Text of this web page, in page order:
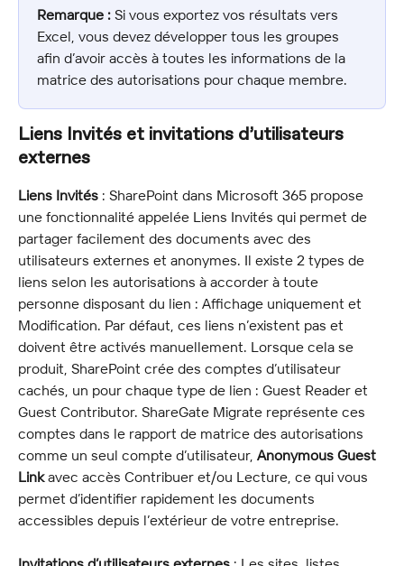
Remarque : Si vous exportez vos résultats vers
Excel, vous devez développer tous les groupes
afin d’avoir accès à toutes les informations de la
matrice des autorisations pour chaque membre.
Liens Invités et invitations d’utilisateurs
externes
Liens Invités : SharePoint dans Microsoft 365 propose
une fonctionnalité appelée Liens Invités qui permet de
partager facilement des documents avec des
utilisateurs externes et anonymes. Il existe 2 types de
liens selon les autorisations à accorder à toute
personne disposant du lien : Affichage uniquement et
Modification. Par défaut, ces liens n’existent pas et
doivent être activés manuellement. Lorsque cela se
produit, SharePoint crée des comptes d’utilisateur
cachés, un pour chaque type de lien : Guest Reader et
Guest Contributor. ShareGate Migrate représente ces
comptes dans le rapport de matrice des autorisations
comme un seul compte d’utilisateur, Anonymous Guest
Link avec accès Contribuer et/ou Lecture, ce qui vous
permet d’identifier rapidement les documents
accessibles depuis l’extérieur de votre entreprise.